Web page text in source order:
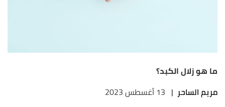
ما هو زلال الكبد؟
مريم الساحر | 13 أغسطس 2023